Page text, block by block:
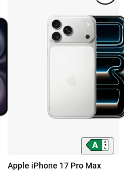
Apple iPhone 17 Pro Max